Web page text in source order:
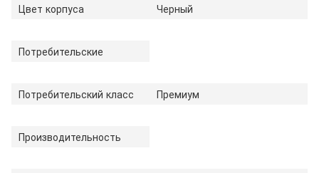
Цвет корпуса Черный
Потребительские
Потребительский класс Премиум
Производительность